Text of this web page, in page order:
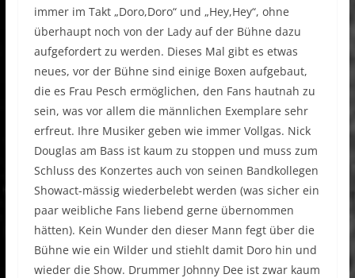
immer im Takt „Doro,Doro“ und „Hey,Hey“, ohne
überhaupt noch von der Lady auf der Bühne dazu
aufgefordert zu werden. Dieses Mal gibt es etwas
neues, vor der Bühne sind einige Boxen aufgebaut,
die es Frau Pesch ermöglichen, den Fans hautnah zu
sein, was vor allem die männlichen Exemplare sehr
erfreut. Ihre Musiker geben wie immer Vollgas. Nick
Douglas am Bass ist kaum zu stoppen und muss zum
Schluss des Konzertes auch von seinen Bandkollegen
Showact-mässig wiederbelebt werden (was sicher ein
paar weibliche Fans liebend gerne übernommen
hätten). Kein Wunder den dieser Mann fegt über die
Bühne wie ein Wilder und stiehlt damit Doro hin und
wieder die Show. Drummer Johnny Dee ist zwar kaum